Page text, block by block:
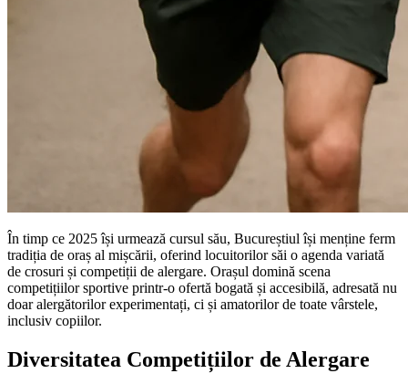
În timp ce 2025 își urmează cursul său, Bucureștiul își menține ferm
tradiția de oraș al mișcării, oferind locuitorilor săi o agenda variată
de crosuri și competiții de alergare. Orașul domină scena
competițiilor sportive printr-o ofertă bogată și accesibilă, adresată nu
doar alergătorilor experimentați, ci și amatorilor de toate vârstele,
inclusiv copiilor.
Diversitatea Competițiilor de Alergare